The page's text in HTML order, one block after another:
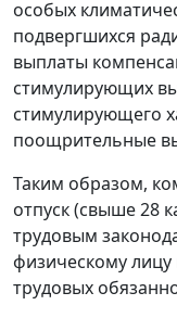
особых
подвергшихся
выплаты
стимулирующих
стимулирующего
поощрительные
Таким образом,
отпуск (свыше 28
трудовым
физическому
трудовых